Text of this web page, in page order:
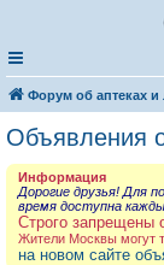
Форум об аптеках и
Объявления
Информация
Дорогие друзья! Для
время доступна
Строго запрещены
Жители Москвы могут
на новом сайте